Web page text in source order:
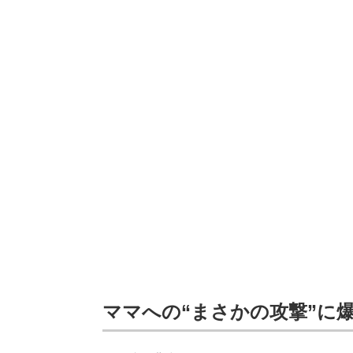
ママへの“まさかの攻撃”に